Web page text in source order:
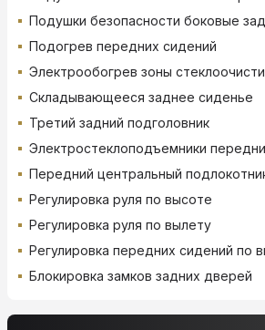
Подушки безопасности боковые
Подогрев передних сидений
Электрообогрев зоны
Складывающееся заднее сиденье
Третий задний подголовник
Электростеклоподъемники
Передний центральный
Регулировка руля по высоте
Регулировка руля по вылету
Регулировка передних сидений по
Блокировка замков задних дверей